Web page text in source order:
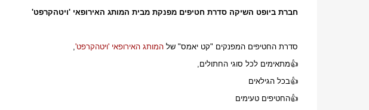
חברת ביופט השיקהסדרת חטיפים מפנקת מבית המותג האירופאי 'ויטהקרפט'
סדרת החטיפים המפנקים "קט יאמס" שלהמותג האירופאי 'ויטהקרפט'
👍מתאימים לכל סוגי החתולים,
👍בכל הגילאים
👍החטיפים טעימים